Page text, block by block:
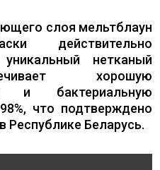
слоя мельтблаун
действительно
нетканый
хорошую
и бактериальную
что подтверждено
Республике Беларусь.